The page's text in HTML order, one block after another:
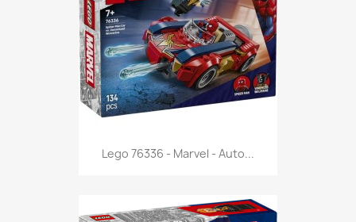
Anteprima
Lego 76336 - Marvel - Auto...